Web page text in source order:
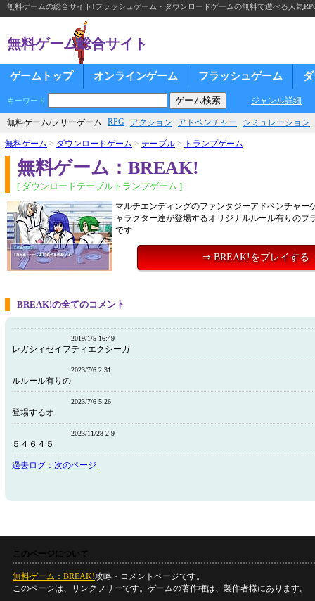
無料ゲームの総合サイト!フラッシュゲーム・ダウンロードゲームの無料で遊べる人気
無料ゲーム総合サイト
ゲームトップ オンラインゲーム フラッシュゲーム
キーワード ジャンル詳細
無料ゲーム/フリーゲーム RPG アクション アドベンチャー シミュレーション
無料ゲーム > ダウンロードゲーム > テーブル > トランプゲーム
無料ゲーム：BREAK!
[ ダウンロードテーブルトランプゲーム ]
マルチエンディングのファンタジーアドベンチャー
ャラクター達が登場するオリジナルルール有りのブ
です
⇒ BREAK!をプレイする
BREAK!の全てのコメント
2019/1/5 16:49
レガシィセイフティエクシーガ
2023/7/6 2:31
ルルール有りの
2023/7/6 5:26
登場するオ
2023/11/28 2:9
５４６４５
過去ログ：次のページ
このページについて
無料ゲーム：BREAK!攻略・コメントページです。
このページは、リンクフリーです。ゲームの著作権は、製作者様にあります。